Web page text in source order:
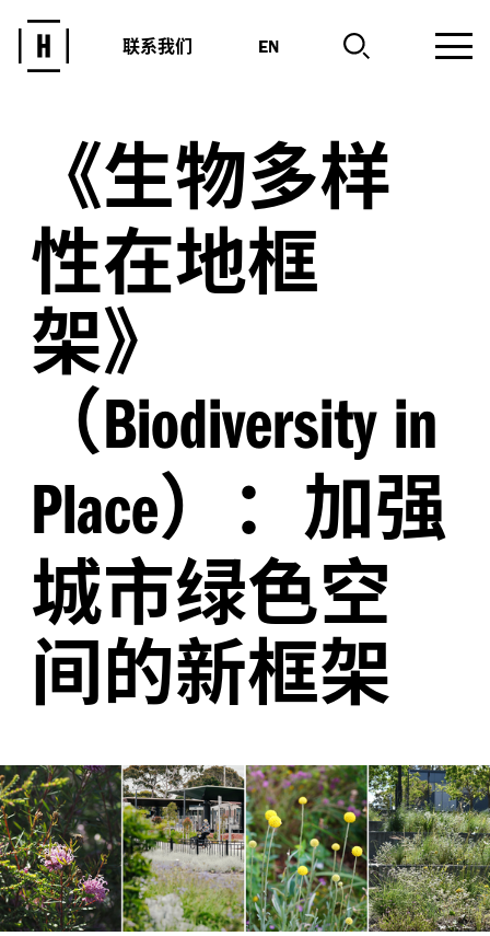
联系我们 EN
《生物多样
性在地框
架》
（Biodiversity in
Place）：加强
城市绿色空
间的新框架